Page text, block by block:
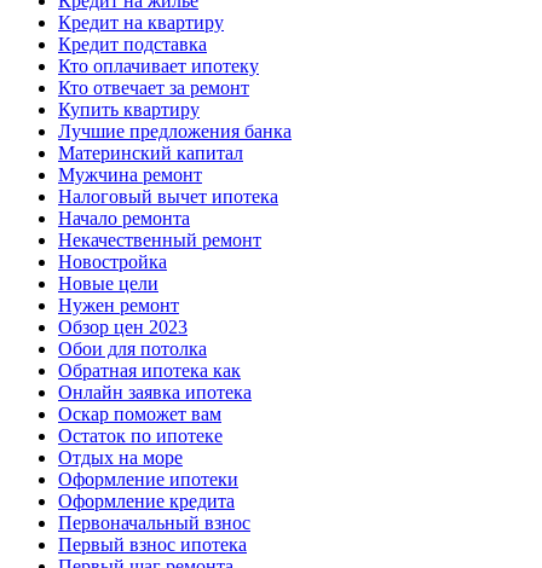
Кредит на квартиру
Кредит подставка
Кто оплачивает ипотеку
Кто отвечает за ремонт
Купить квартиру
Лучшие предложения банка
Материнский капитал
Мужчина ремонт
Налоговый вычет ипотека
Начало ремонта
Некачественный ремонт
Новостройка
Новые цели
Нужен ремонт
Обзор цен 2023
Обои для потолка
Обратная ипотека как
Онлайн заявка ипотека
Оскар поможет вам
Остаток по ипотеке
Отдых на море
Оформление ипотеки
Оформление кредита
Первоначальный взнос
Первый взнос ипотека